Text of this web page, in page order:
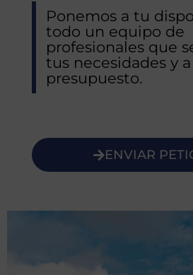
Ponemos a tu
todo un equipo de
profesionales que
tus necesidades y
presupuesto.
ENVIAR